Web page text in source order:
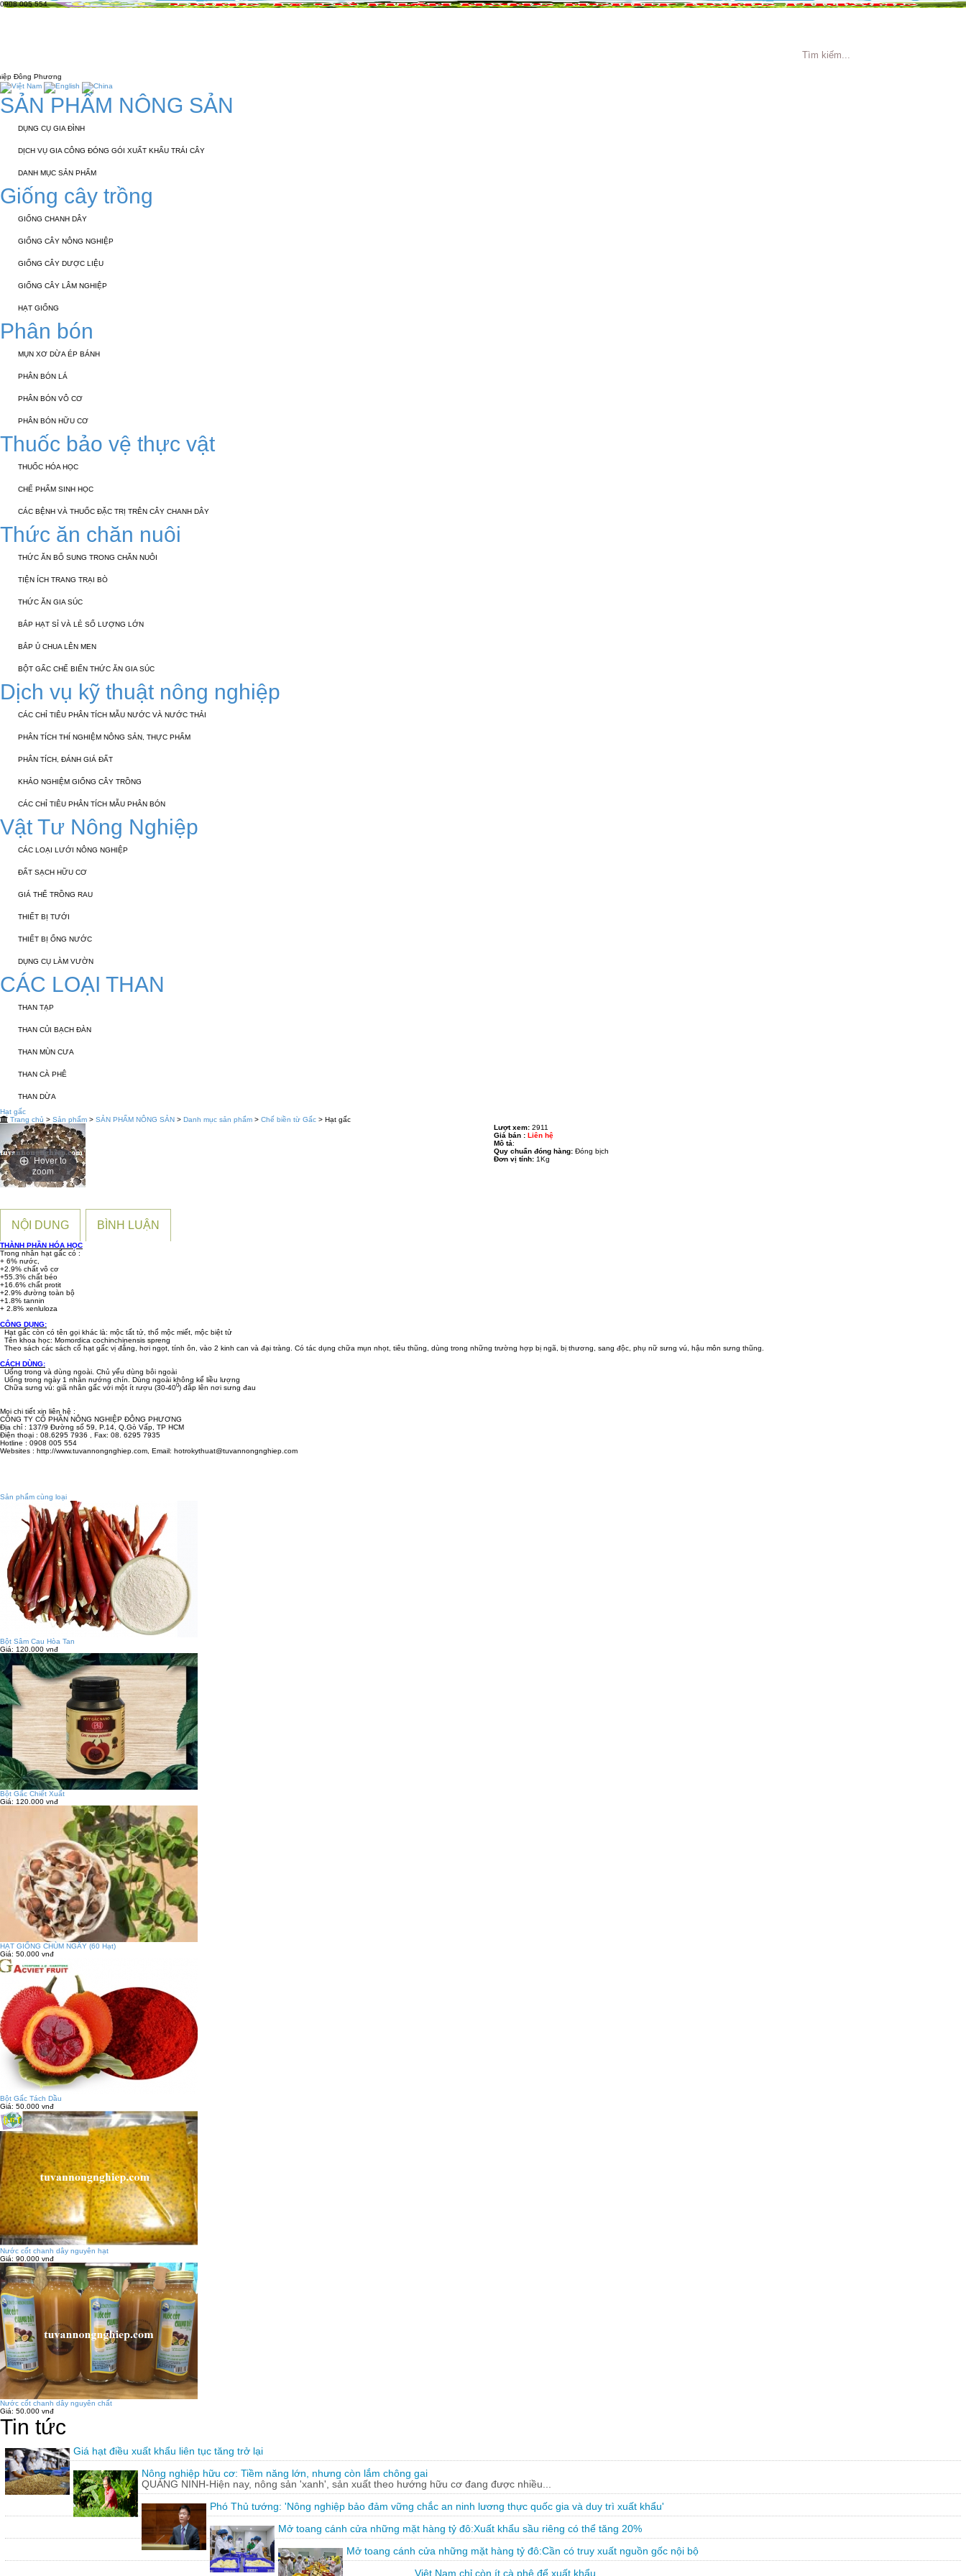
0908 005 554
SẢN PHẨM NÔNG SẢN
DỤNG CỤ GIA ĐÌNH
DỊCH VỤ GIA CÔNG ĐÓNG GÓI XUẤT KHẨU TRÁI CÂY
DANH MỤC SẢN PHẨM
Giống cây trồng
GIỐNG CHANH DÂY
GIỐNG CÂY NÔNG NGHIỆP
GIỐNG CÂY DƯỢC LIỆU
GIỐNG CÂY LÂM NGHIỆP
HẠT GIỐNG
Phân bón
MỤN XƠ DỪA ÉP BÁNH
PHÂN BÓN LÁ
PHÂN BÓN VÔ CƠ
PHÂN BÓN HỮU CƠ
Thuốc bảo vệ thực vật
THUỐC HÓA HỌC
CHẾ PHẨM SINH HỌC
CÁC BỆNH VÀ THUỐC ĐẶC TRỊ TRÊN CÂY CHANH DÂY
Thức ăn chăn nuôi
THỨC ĂN BỔ SUNG TRONG CHĂN NUÔI
TIỆN ÍCH TRANG TRẠI BÒ
THỨC ĂN GIA SÚC
BẮP HẠT SỈ VÀ LẺ SỐ LƯỢNG LỚN
BẮP Ủ CHUA LÊN MEN
BỘT GẤC CHẾ BIẾN THỨC ĂN GIA SÚC
Dịch vụ kỹ thuật nông nghiệp
CÁC CHỈ TIÊU PHÂN TÍCH MẪU NƯỚC VÀ NƯỚC THẢI
PHÂN TÍCH THÍ NGHIỆM NÔNG SẢN, THỰC PHẨM
PHÂN TÍCH, ĐÁNH GIÁ ĐẤT
KHẢO NGHIỆM GIỐNG CÂY TRỒNG
CÁC CHỈ TIÊU PHÂN TÍCH MẪU PHÂN BÓN
Vật Tư Nông Nghiệp
CÁC LOẠI LƯỚI NÔNG NGHIỆP
ĐẤT SẠCH HỮU CƠ
GIÁ THỂ TRỒNG RAU
THIẾT BỊ TƯỚI
THIẾT BỊ ỐNG NƯỚC
DỤNG CỤ LÀM VƯỜN
CÁC LOẠI THAN
THAN TẠP
THAN CỦI BẠCH ĐÀN
THAN MÙN CƯA
THAN CÀ PHÊ
THAN DỪA
Hạt gấc
Trang chủ > Sản phẩm > SẢN PHẨM NÔNG SẢN > Danh mục sản phẩm > Chế biền từ Gấc > Hạt gấc
Hover to
zoom
Lượt xem: 2911
Giá bán : Liên hệ
Mô tả:
Quy chuẩn đóng hàng: Đóng bịch
Đơn vị tính: 1Kg
NỘI DUNG BÌNH LUẬN
THÀNH PHẦN HÓA HỌC
Trong nhân hạt gấc có :
+ 6% nước,
+2.9% chất vô cơ
+55.3% chất béo
+16.6% chất protit
+2.9% đường toàn bộ
+1.8% tannin
+ 2.8% xenluloza
CÔNG DỤNG:
Hạt gấc còn có tên gọi khác là: mộc tất tử, thổ mộc miết, mộc biệt tử
Tên khoa học: Momordica cochinchinensis spreng
Theo sách các sách cổ hạt gấc vị đắng, hơi ngọt, tính ôn, vào 2 kinh can và đại tràng. Có tác dụng chữa mụn nhọt, tiêu thũng, dùng trong những trường hợp bị ngã, bị thương, sang độc, phụ nữ sưng vú, hậu môn sưng thũng.
CÁCH DÙNG:
Uống trong và dùng ngoài. Chủ yếu dùng bôi ngoài
Uống trong ngày 1 nhân nướng chín. Dùng ngoài không kể liều lượng
Chữa sưng vú: giã nhân gấc với một ít rượu (30-400) đắp lên nơi sưng đau
Mọi chi tiết xin liên hệ :
CÔNG TY CỔ PHẦN NÔNG NGHIỆP ĐÔNG PHƯƠNG
Địa chỉ : 137/9 Đường số 59, P.14, Q.Gò Vấp, TP HCM
Điện thoại : 08.6295 7936 , Fax: 08. 6295 7935
Hotline : 0908 005 554
Websites : http://www.tuvannongnghiep.com, Email: hotrokythuat@tuvannongnghiep.com
Sản phẩm cùng loại
Bột Sâm Cau Hòa Tan
Giá: 120.000 vnđ
Bột Gấc Chiết Xuất
Giá: 120.000 vnđ
HẠT GIỐNG CHÙM NGÂY (60 Hạt)
Giá: 50.000 vnđ
Bột Gấc Tách Dầu
Giá: 50.000 vnđ
Nước cốt chanh dây nguyên hạt
Giá: 90.000 vnđ
Nước cốt chanh dây nguyên chất
Giá: 50.000 vnđ
Tin tức
Giá hạt điều xuất khẩu liên tục tăng trở lại
Nông nghiệp hữu cơ: Tiềm năng lớn, nhưng còn lắm chông gai
QUẢNG NINH-Hiện nay, nông sản 'xanh', sản xuất theo hướng hữu cơ đang được nhiều...
Phó Thủ tướng: 'Nông nghiệp bảo đảm vững chắc an ninh lương thực quốc gia và duy trì xuất khẩu'
Mở toang cánh cửa những mặt hàng tỷ đô:Xuất khẩu sầu riêng có thể tăng 20%
Mở toang cánh cửa những mặt hàng tỷ đô:Cần có truy xuất nguồn gốc nội bộ
Việt Nam chỉ còn ít cà phê để xuất khẩu